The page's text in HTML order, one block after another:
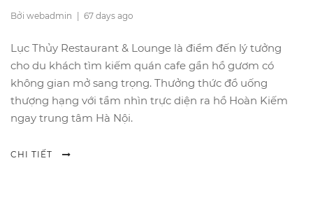
Bởi webadmin 67 days ago
Lục Thủy Restaurant & Lounge là điểm đến lý tưởng
cho du khách tìm kiếm quán cafe gần hồ gươm có
không gian mở sang trọng. Thưởng thức đồ uống
thượng hạng với tầm nhìn trực diện ra hồ Hoàn Kiếm
ngay trung tâm Hà Nội.
CHI TIẾT